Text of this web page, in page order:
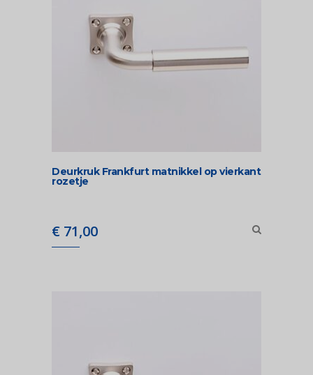
Deurkruk Frankfurt matnikkel op vierkant
rozetje
€ 71,00